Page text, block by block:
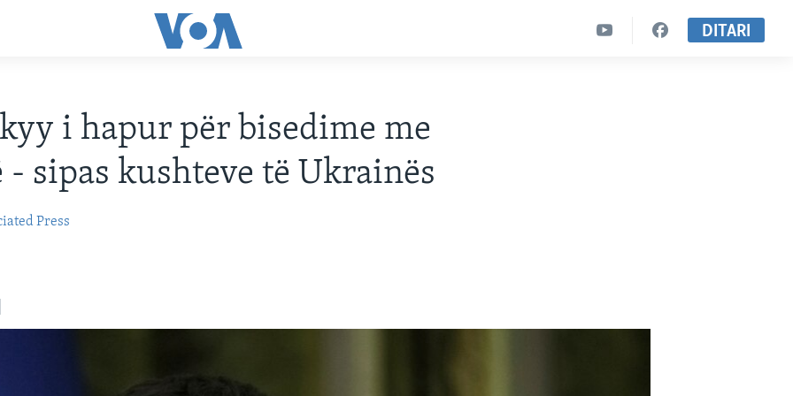
DITARI
i hapur për bisedime me
- sipas kushteve të Ukrainës
Press